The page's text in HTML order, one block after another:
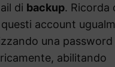
di backup. Ricorda
account
una password
abilitando